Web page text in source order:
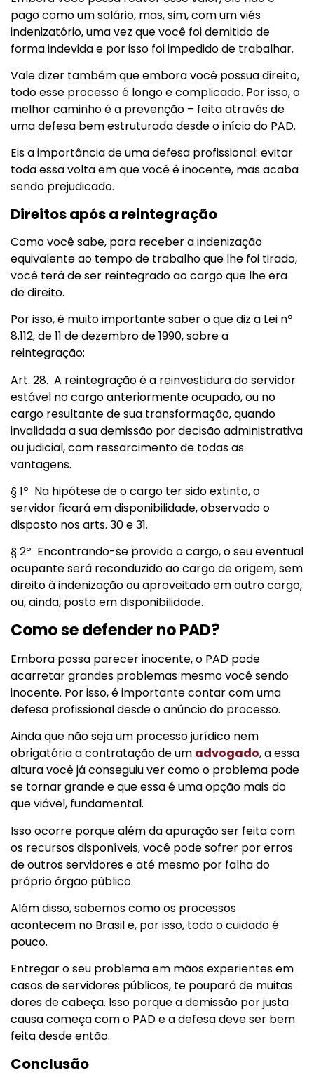
pago como um salário, mas, sim, com um viés
indenizatório, uma vez que você foi demitido de
forma indevida e por isso foi impedido de trabalhar.
Vale dizer também que embora você possua direito,
todo esse processo é longo e complicado. Por isso, o
melhor caminho é a prevenção – feita através de
uma defesa bem estruturada desde o início do PAD.
Eis a importância de uma defesa profissional: evitar
toda essa volta em que você é inocente, mas acaba
sendo prejudicado.
Direitos após a reintegração
Como você sabe, para receber a indenização
equivalente ao tempo de trabalho que lhe foi tirado,
você terá de ser reintegrado ao cargo que lhe era
de direito.
Por isso, é muito importante saber o que diz a Lei nº
8.112, de 11 de dezembro de 1990, sobre a
reintegração:
Art. 28. A reintegração é a reinvestidura do servidor
estável no cargo anteriormente ocupado, ou no
cargo resultante de sua transformação, quando
invalidada a sua demissão por decisão administrativa
ou judicial, com ressarcimento de todas as
vantagens.
§ 1º Na hipótese de o cargo ter sido extinto, o
servidor ficará em disponibilidade, observado o
disposto nos arts. 30 e 31.
§ 2º Encontrando-se provido o cargo, o seu eventual
ocupante será reconduzido ao cargo de origem, sem
direito à indenização ou aproveitado em outro cargo,
ou, ainda, posto em disponibilidade.
Como se defender no PAD?
Embora possa parecer inocente, o PAD pode
acarretar grandes problemas mesmo você sendo
inocente. Por isso, é importante contar com uma
defesa profissional desde o anúncio do processo.
Ainda que não seja um processo jurídico nem
obrigatória a contratação de um advogado, a essa
altura você já conseguiu ver como o problema pode
se tornar grande e que essa é uma opção mais do
que viável, fundamental.
Isso ocorre porque além da apuração ser feita com
os recursos disponíveis, você pode sofrer por erros
de outros servidores e até mesmo por falha do
próprio órgão público.
Além disso, sabemos como os processos
acontecem no Brasil e, por isso, todo o cuidado é
pouco.
Entregar o seu problema em mãos experientes em
casos de servidores públicos, te poupará de muitas
dores de cabeça. Isso porque a demissão por justa
causa começa com o PAD e a defesa deve ser bem
feita desde então.
Conclusão